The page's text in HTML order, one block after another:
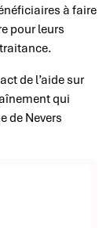
à faire
pour leurs
de l’aide sur
qui
de Nevers